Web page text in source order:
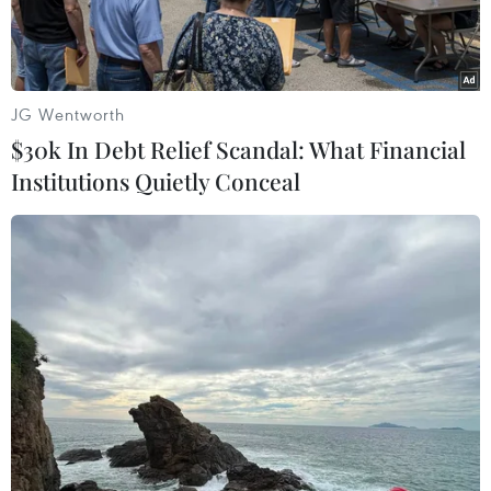
Tình trạng ô nhiễm khói bụi tại Hà Nội. (Ảnh: TTXVN)
Ngày 8/1, không khí khu vực Bắc Bộ ở mức
không tốt cho nhóm nhạy cảm, xuất hiện nhiều
điểm có hại cho sức khỏe tại Hà Nội và những
vùng lân cận.
JG Wentworth
$30k In Debt Relief Scandal: What Financial
Institutions Quietly Conceal